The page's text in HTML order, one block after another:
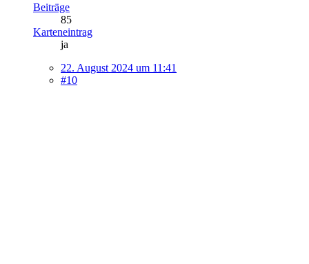
Beiträge
85
Karteneintrag
ja
22. August 2024 um 11:41
#10